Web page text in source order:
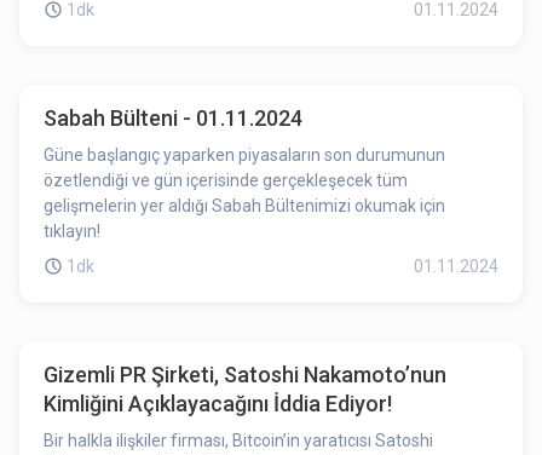
1dk
01.11.2024
Sabah Bülteni - 01.11.2024
Güne başlangıç yaparken piyasaların son durumunun
özetlendiği ve gün içerisinde gerçekleşecek tüm
gelişmelerin yer aldığı Sabah Bültenimizi okumak için
tıklayın!
1dk
01.11.2024
Gizemli PR Şirketi, Satoshi Nakamoto’nun
Kimliğini Açıklayacağını İddia Ediyor!
Bir halkla ilişkiler firması, Bitcoin’in yaratıcısı Satoshi